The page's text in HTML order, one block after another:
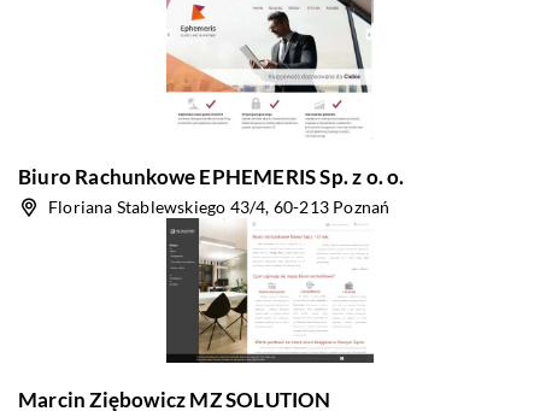
Biuro Rachunkowe EPHEMERIS Sp. z o. o.
Floriana Stablewskiego 43/4, 60-213 Poznań
Marcin Ziębowicz MZ SOLUTION